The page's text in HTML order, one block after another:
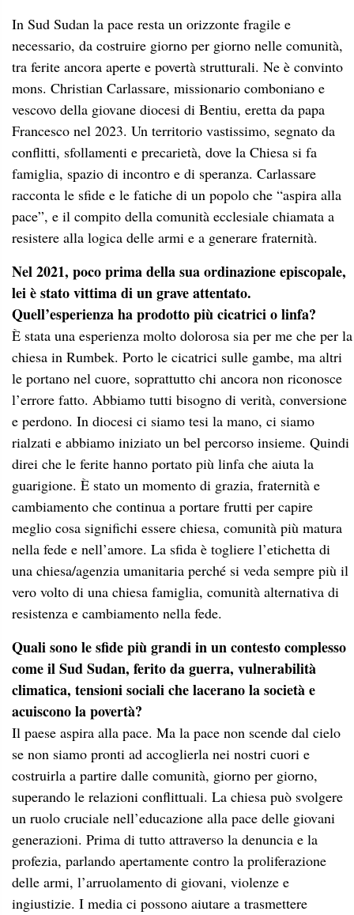
In Sud Sudan la pace resta un orizzonte fragile e
necessario, da costruire giorno per giorno nelle comunità,
tra ferite ancora aperte e povertà strutturali. Ne è convinto
mons. Christian Carlassare, missionario comboniano e
vescovo della giovane diocesi di Bentiu, eretta da papa
Francesco nel 2023. Un territorio vastissimo, segnato da
conflitti, sfollamenti e precarietà, dove la Chiesa si fa
famiglia, spazio di incontro e di speranza. Carlassare
racconta le sfide e le fatiche di un popolo che “aspira alla
pace”, e il compito della comunità ecclesiale chiamata a
resistere alla logica delle armi e a generare fraternità.
Nel 2021, poco prima della sua ordinazione episcopale,
lei è stato vittima di un grave attentato.
Quell’esperienza ha prodotto più cicatrici o linfa?
È stata una esperienza molto dolorosa sia per me che per la
chiesa in Rumbek. Porto le cicatrici sulle gambe, ma altri
le portano nel cuore, soprattutto chi ancora non riconosce
l’errore fatto. Abbiamo tutti bisogno di verità, conversione
e perdono. In diocesi ci siamo tesi la mano, ci siamo
rialzati e abbiamo iniziato un bel percorso insieme. Quindi
direi che le ferite hanno portato più linfa che aiuta la
guarigione. È stato un momento di grazia, fraternità e
cambiamento che continua a portare frutti per capire
meglio cosa significhi essere chiesa, comunità più matura
nella fede e nell’amore. La sfida è togliere l’etichetta di
una chiesa/agenzia umanitaria perché si veda sempre più il
vero volto di una chiesa famiglia, comunità alternativa di
resistenza e cambiamento nella fede.
Quali sono le sfide più grandi in un contesto complesso
come il Sud Sudan, ferito da guerra, vulnerabilità
climatica, tensioni sociali che lacerano la società e
acuiscono la povertà?
Il paese aspira alla pace. Ma la pace non scende dal cielo
se non siamo pronti ad accoglierla nei nostri cuori e
costruirla a partire dalle comunità, giorno per giorno,
superando le relazioni conflittuali. La chiesa può svolgere
un ruolo cruciale nell’educazione alla pace delle giovani
generazioni. Prima di tutto attraverso la denuncia e la
profezia, parlando apertamente contro la proliferazione
delle armi, l’arruolamento di giovani, violenze e
ingiustizie. I media ci possono aiutare a trasmettere